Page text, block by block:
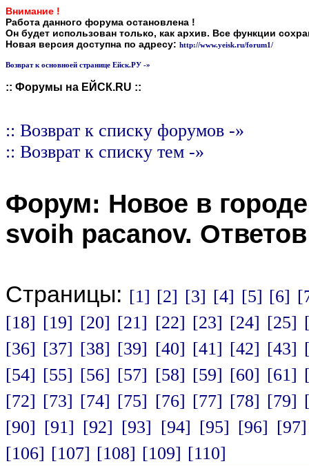
Внимание !
Работа данного форума остановлена !
Он будет использован только, как архив. Все функции
Новая версия доступна по адресу: http://www.yeisk.ru/forum1/
Возврат к основноей странице Ейск.РУ -»
:: Форумы на ЕЙСК.RU ::
:: Возврат к списку форумов -»
:: Возврат к списку тем -»
Форум: Новое в городе
svoih pacanov.
Страницы: [1] [2] [3] [4] [5] [6]
[18] [19] [20] [21] [22] [23] [24] [25]
[36] [37] [38] [39] [40] [41] [42] [43]
[54] [55] [56] [57] [58] [59] [60] [61]
[72] [73] [74] [75] [76] [77] [78] [79]
[90] [91] [92] [93] [94] [95] [96] [97]
[106] [107] [108] [109] [110]